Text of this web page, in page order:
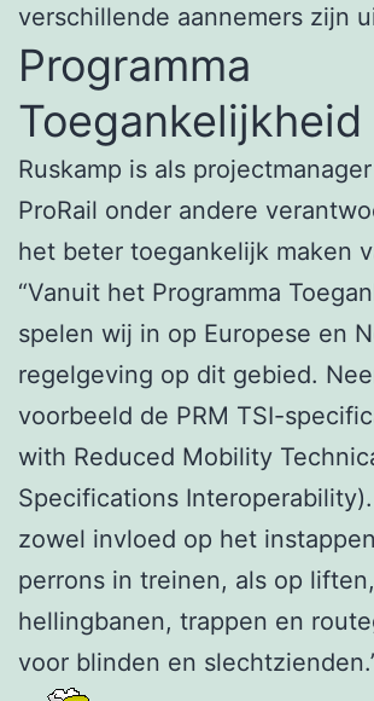
verschillende aannemers zijn
Programma
Toegankelijkheid
Ruskamp is als
ProRail onder andere
het beter toegankelijk maken
“Vanuit het Programma
spelen wij in op Europese en
regelgeving op dit gebied.
voorbeeld de PRM TSI-
with Reduced Mobility
Specifications
zowel invloed op het
perrons in treinen, als op liften,
hellingbanen, trappen en
voor blinden en